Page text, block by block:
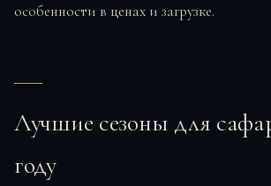
особенности в ценах и загрузке.
Лучшие сезоны для
году